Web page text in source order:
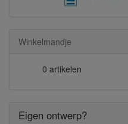
Winkelmandje
0 artikelen
Eigen ontwerp?